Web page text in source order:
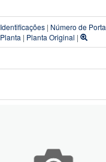
Identificações | Número de Porta
Planta | Planta Original |